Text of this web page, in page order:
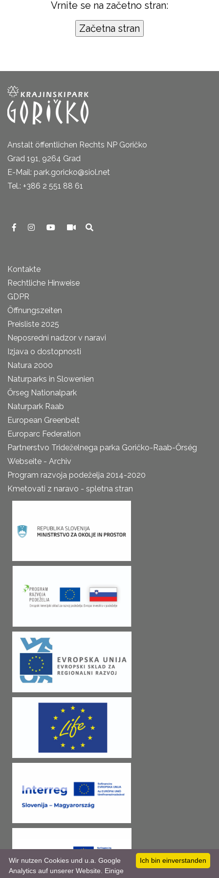
Vrnite se na začetno stran:
Anstalt öffentlichen Rechts NP Goričko
Grad 191, 9264 Grad
E-Mail: park.goricko@siol.net
Tel.: +386 2 551 88 61
Kontakte
Rechtliche Hinweise
GDPR
Öffnungszeiten
Preisliste 2025
Neposredni nadzor v naravi
Izjava o dostopnosti
Natura 2000
Naturparks in Slowenien
Őrseg Nationalpark
Naturpark Raab
European Greenbelt
Europarc Federation
Partnerstvo Trideželnega parka Goričko-Raab-Őrség
Webseite - Archiv
Program razvoja podeželja 2014-2020
Kmetovati z naravo - spletna stran
Ich bin einverstanden
Wir nutzen Cookies und u.a. Google
Analytics auf unserer Website. Einige